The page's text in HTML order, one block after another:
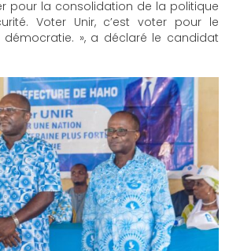
pour la consolidation de la politique
Voter Unir, c’est voter pour le
», a déclaré le candidat